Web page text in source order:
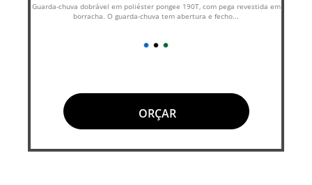
Guarda-chuva dobrável em poliéster pongee 190T, com pega revestida em
borracha. O guarda-chuva tem abertura e fecho...
ORÇAR